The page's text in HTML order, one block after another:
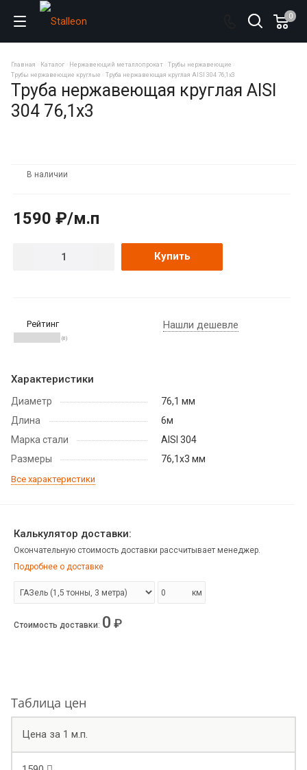
0
Главная Каталог Нержавеющий металлопрокат
Трубы нержавеющие
Трубы нержавеющие круглые
Труба нержавеющая круглая AISI 304 76,1х3
Труба нержавеющая круглая AISI
304 76,1х3
В наличии
1590 ₽/м.п
Купить
Рейтинг
(0)
Нашли дешевле
Характеристики
Диаметр
76,1 мм
Длина
6м
Марка стали
AISI 304
Размеры
76,1х3 мм
Все характеристики
Калькулятор доставки:
Окончательную стоимость доставки рассчитывает менеджер.
Подробнее о доставке
км
Стоимость доставки: 0 ₽
Таблица цен
Цена за 1 м.п.